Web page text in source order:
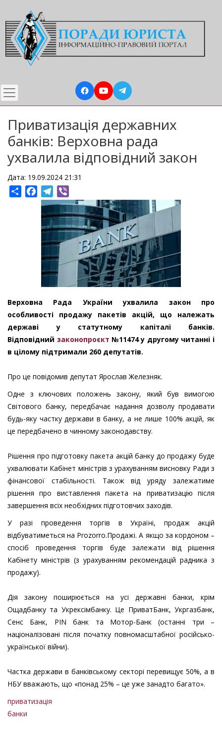
до
основного
вмісту
Приватизація державних
банків: Верховна рада
ухвалила відповідний закон
Дата: 19.09.2024 21:31
ShareFacebookTelegram
Верховна Рада України ухвалила закон про
особливості продажу пакетів акцій, що належать
державі у статутному капіталі банків.
Відповідний законопроєкт №11474 у другому читанні і
в цілому підтримали 260 депутатів.
Про це повідомив депутат Ярослав Железняк.
Одне з ключових положень закону, який був вимогою
Світового банку, передбачає надання дозволу продавати
будь-яку частку держави в банку, а не лише 100% акцій, як
це передбачено в чинному законодавству.
Рішення про підготовку пакета акцій банку до продажу буде
ухвалювати Кабінет міністрів з урахуванням висновку Ради з
фінансової стабільності. Також від уряду залежатиме
рішення про виставлення пакета на приватизацію після
завершення всіх необхідних підготовчих заходів.
У разі проведення торгів в Україні, продаж акцій
відбуватиметься на Prozorro.Продажі. А якщо за кордоном –
спосіб проведення торгів буде залежати від рішення
Кабінету міністрів (з урахуванням рекомендацій радника з
продажу).
Дія закону поширюється на усі державні банки, крім
Ощадбанку та Укрексімбанку. Це ПриватБанк, Укргазбанк,
Сенс Банк, PIN банк та Мотор-Банк (останні три –
націоналізовані після початку повномасштабної російсько-
української війни).
Частка держави в банківському секторі перевищує 50%, а в
НБУ вважають, що «понад 25% – це уже занадто багато».
приватизація
банки